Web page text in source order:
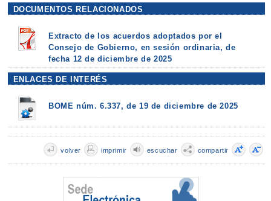
DOCUMENTOS RELACIONADOS
Extracto de los acuerdos adoptados por el
Consejo de Gobierno, en sesión ordinaria, de
fecha 12 de diciembre de 2025
ENLACES DE INTERÉS
BOME núm. 6.337, de 19 de diciembre de 2025
compartir
escuchar
imprimir
volver